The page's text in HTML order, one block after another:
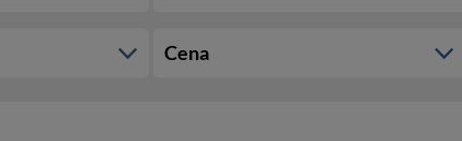
Cena